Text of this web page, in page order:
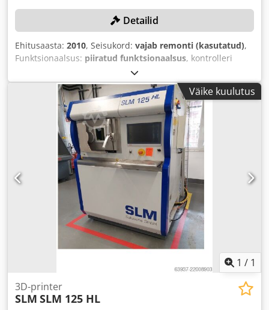
Detailid
Ehitusaasta: 2010, Seisukord: vajab remonti (kasutatud),
Funktsionaalsus: piiratud funktsionaalsus, kontrolleri
, sisekõrgus:
400 W, masina/sõiduki number:SLM2501004, laseri tüüp:
, Varustus:tolmu eraldamine, Väike kuulutus
1 / 1
3D-printer
SLM SLM 125 HL